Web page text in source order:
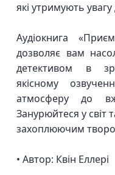
які утримують
Аудіокнига
дозволяє вам
детективом в
якісному
атмосферу до
Занурюйтеся у світ
захоплюючим
• Автор: Квін Еллері